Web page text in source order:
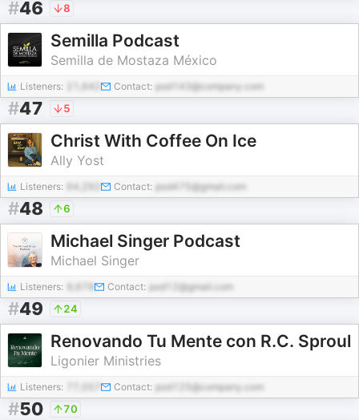
#46 8
Semilla Podcast
Semilla de Mostaza México
Listeners: 21,642 Contact: pod143@company.com
#47 5
Christ With Coffee On Ice
Ally Yost
Listeners: 64,292 Contact: pod475@gmail.com
#48 6
Michael Singer Podcast
Michael Singer
Listeners: Contact: pod12@gmail.com
#49 24
Renovando Tu Mente con R.C. Sproul
Ligonier Ministries
Listeners: Contact: pod125@company.com
#50 70